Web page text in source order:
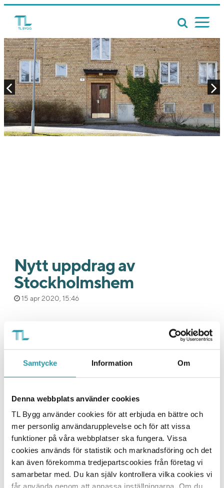
Samtycke Information Om
Denna webbplats använder cookies
TL Bygg använder cookies för att erbjuda en bättre och
mer personlig användarupplevelse och för att vissa
funktioner på våra webbplatser ska fungera. Vissa
cookies används för statistik och marknadsföring och det
kan även förekomma tredjepartscookies från företag vi
samarbetar med. Du kan själv kontrollera vilka cookies vi
får använda genom att anpassa inställningarna. Om du
Nytt uppdrag av
Stockholmshem
15 apr 2020, 15:46
Vi har tecknat avtal med Stockholmshem om
renovering av två hus i Åkeshov, Bromma.
Uppdraget gäller renovering av 54 stycken bostäder
tidstypiska smalhus i tegel från 1940-talet och har
Stockholm Stad.
Arbetet produktionsstartas under juni 2020 och
kommer att utföras med tomställda lägenheter.
Projektet beräknas vara klart under november 2021.